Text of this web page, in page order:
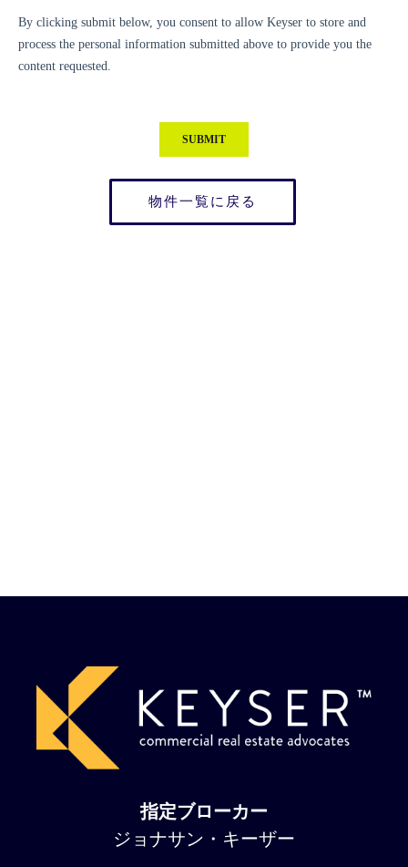
物件一覧に戻る
指定ブローカー
ジョナサン・キーザー